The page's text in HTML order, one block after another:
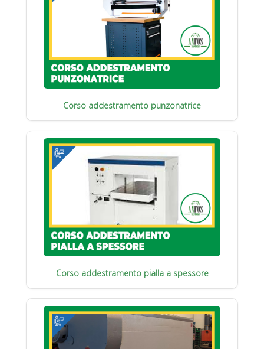
Corso addestramento punzonatrice
Corso addestramento pialla a spessore